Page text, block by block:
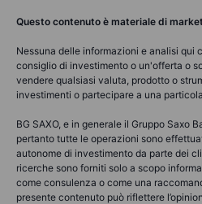
Questo contenuto è materiale di
Nessuna delle informazioni e analisi qui
consiglio di investimento o un'offerta o
vendere qualsiasi valuta, prodotto o
investimenti o partecipare a una
BG SAXO, e in generale il Gruppo Saxo
pertanto tutte le operazioni sono
autonome di investimento da parte dei
ricerche sono forniti solo a scopo
come consulenza o come una
presente contenuto può riflettere